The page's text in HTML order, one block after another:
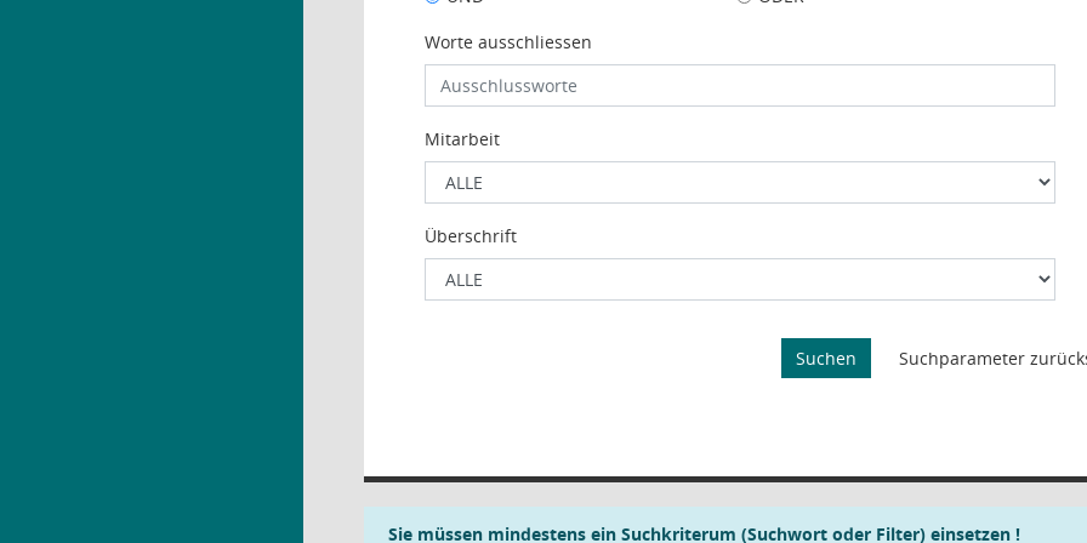
Worte ausschliessen
Mitarbeit
Überschrift
Sie müssen mindestens ein Suchkriterum (Suchwort oder Filter) einsetzen !